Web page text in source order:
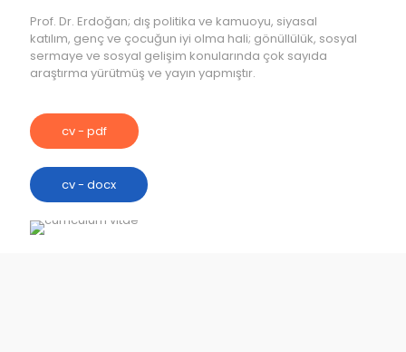
Prof. Dr. Erdoğan; dış politika ve kamuoyu, siyasal
katılım, genç ve çocuğun iyi olma hali; gönüllülük, sosyal
sermaye ve sosyal gelişim konularında çok sayıda
araştırma yürütmüş ve yayın yapmıştır.
cv - pdf
cv - docx